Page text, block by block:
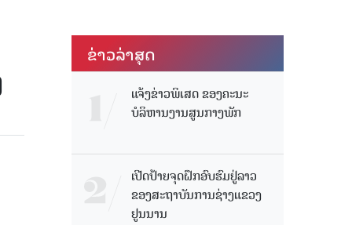
ຂ່າວ​ລ່າ​ສຸດ
ແຈ້ງຂ່າວພິເສດ ຂອງຄະນະ
ບໍລິຫານງານສູນກາງພັກ
ເປີດປ້າຍຈຸດຝຶກອົບຮົມຢູ່ລາວ
ຂອງສະຖາບັນການຊ່າງແຂວງ
ຢູນນານ